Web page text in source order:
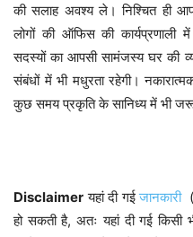
की सलाह अवश्य ले। निश्चित ही
लोगों की ऑफिस की कार्यप्रणाली
सदस्यों का आपसी सामंजस्य घर की
संबंधों में भी मधुरता रहेगी।
कुछ समय प्रकृति के सानिध्य में भी
Disclaimer यहां दी गई जानकारी(
हो सकती है,अतः यहां दी गई किसी